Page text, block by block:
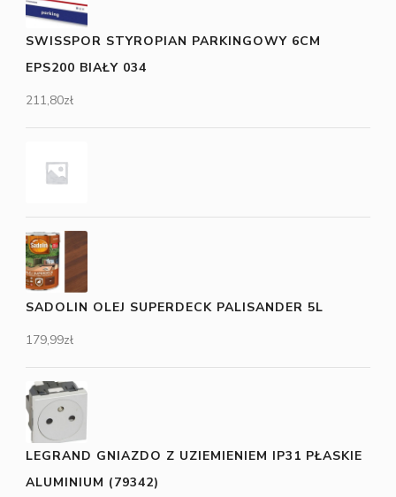
SWISSPOR STYROPIAN PARKINGOWY 6CM
EPS200 BIAŁY 034
211,80zł
SADOLIN OLEJ SUPERDECK PALISANDER 5L
179,99zł
LEGRAND GNIAZDO Z UZIEMIENIEM IP31 PŁASKIE
ALUMINIUM (79342)